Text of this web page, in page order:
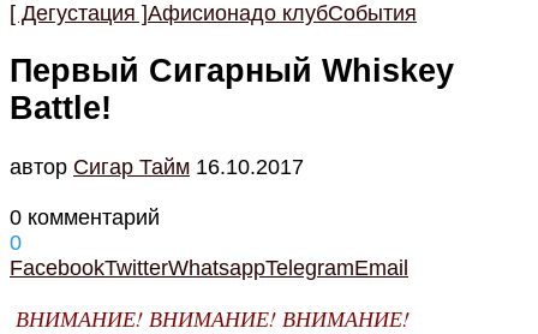
[ Дегустация ]Афисионадо клубСобытия
Первый Сигарный Whiskey
Battle!
автор Cигар Тайм 16.10.2017
0 комментарий
0
FacebookTwitterWhatsappTelegramEmail
ВНИМАНИЕ! ВНИМАНИЕ! ВНИМАНИЕ!